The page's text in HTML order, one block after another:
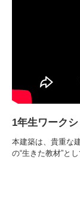
1年生ワーク
本建築は、貴重な
の“生きた教材”と